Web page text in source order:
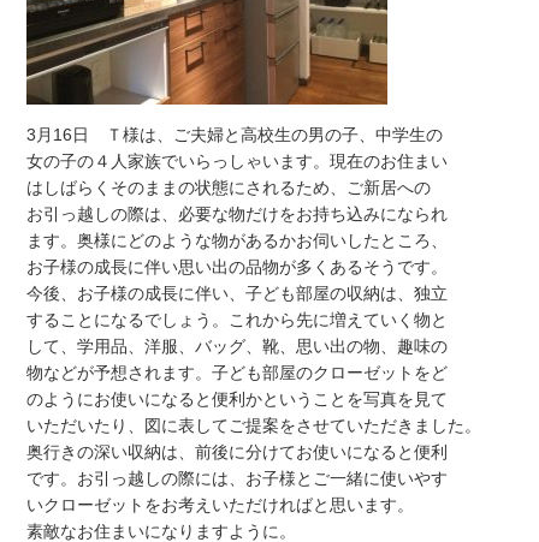
3月16日 Ｔ様は、ご夫婦と高校生の男の子、中学生の
女の子の４人家族でいらっしゃいます。現在のお住まい
はしばらくそのままの状態にされるため、ご新居への
お引っ越しの際は、必要な物だけをお持ち込みになられ
ます。奥様にどのような物があるかお伺いしたところ、
お子様の成長に伴い思い出の品物が多くあるそうです。
今後、お子様の成長に伴い、子ども部屋の収納は、独立
することになるでしょう。これから先に増えていく物と
して、学用品、洋服、バッグ、靴、思い出の物、趣味の
物などが予想されます。子ども部屋のクローゼットをど
のようにお使いになると便利かということを写真を見て
いただいたり、図に表してご提案をさせていただきました。
奥行きの深い収納は、前後に分けてお使いになると便利
です。お引っ越しの際には、お子様とご一緒に使いやす
いクローゼットをお考えいただければと思います。
素敵なお住まいになりますように。